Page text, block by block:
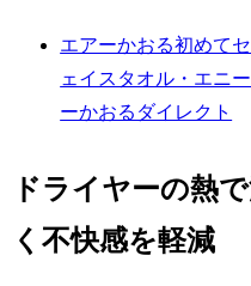
エアーかおる初めて
ェイスタオル・エニ
ーかおるダイレクト
ドライヤーの熱
く不快感を軽減